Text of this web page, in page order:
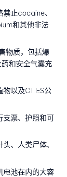
止cocaine、
和其他非法
物质，包括爆
和安全气囊充
以及CITES公
支票、护照和可
、人类尸体、
电池在内的大容